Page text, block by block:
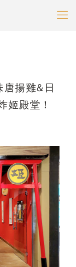
唐揚雞&日
姬殿堂！